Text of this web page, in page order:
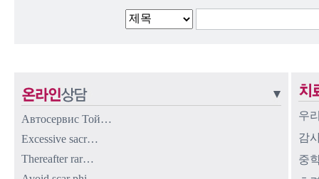
Автосервис Той…
Excessive sacr…
Thereafter rar…
우
감
중